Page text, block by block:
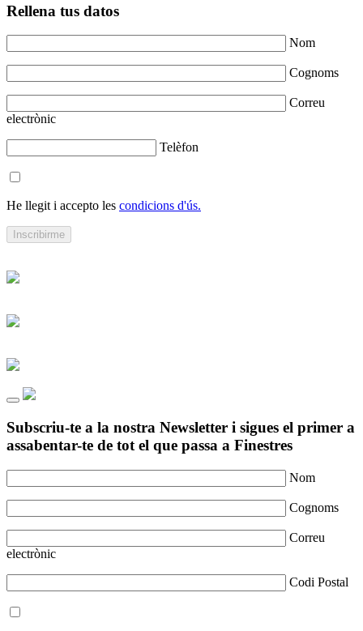
Rellena tus datos
Nom
Cognoms
Correu
electrònic
Telèfon
He llegit i accepto les condicions d'ús.
Subscriu-te a la nostra Newsletter i sigues el primer a
assabentar-te de tot el que passa a Finestres
Nom
Cognoms
Correu
electrònic
Codi Postal